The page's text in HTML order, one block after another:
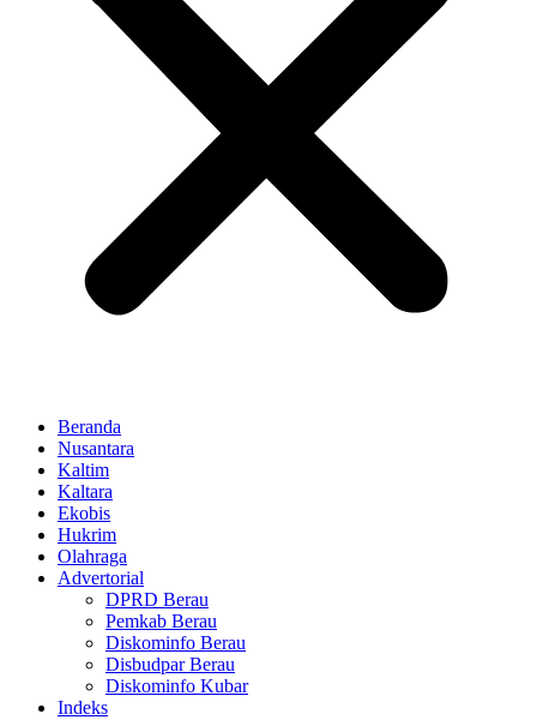
Beranda
Nusantara
Kaltim
Kaltara
Ekobis
Hukrim
Olahraga
Advertorial
DPRD Berau
Pemkab Berau
Diskominfo Berau
Disbudpar Berau
Diskominfo Kubar
Indeks